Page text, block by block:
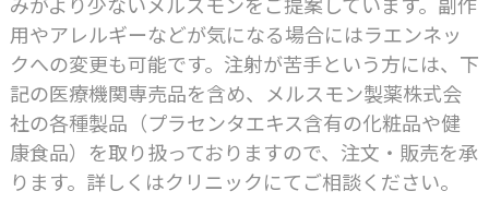
用やアレルギーなどが気になる場合にはラエンネッ
クへの変更も可能です。注射が苦手という方には、下
記の医療機関専売品を含め、メルスモン製薬株式会
社の各種製品（プラセンタエキス含有の化粧品や健
康食品）を取り扱っておりますので、注文・販売を承
ります。詳しくはクリニックにてご相談ください。